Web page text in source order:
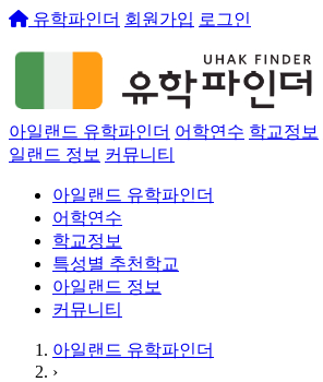
유학파인더 회원가입 로그인
아일랜드 유학파인더 어학연수 학교정보
일랜드 정보 커뮤니티
아일랜드 유학파인더
어학연수
학교정보
특성별 추천학교
아일랜드 정보
커뮤니티
아일랜드 유학파인더
›